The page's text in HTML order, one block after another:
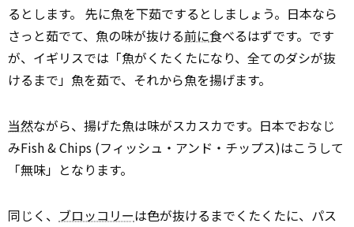
るとします。 先に魚を下茹でするとしましょう。日本なら
さっと茹でて、魚の味が抜ける前に食べるはずです。です
が、イギリスでは「魚がくたくたになり、全てのダシが抜
けるまで」魚を茹で、それから魚を揚げます。
当然ながら、揚げた魚は味がスカスカです。日本でおなじ
みFish & Chips (フィッシュ・アンド・チップス)はこうして
「無味」となります。
同じく、 ブロッコリーは色が抜けるまでくたくたに、パス